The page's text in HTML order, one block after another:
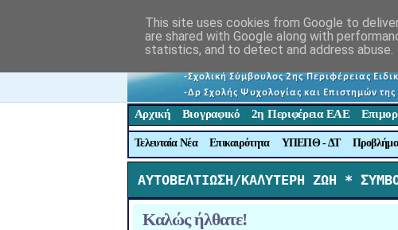
Αρχική Βιογραφικό 2η Περιφέρεια ΕΑΕ
Τελευταία Νέα Επικαιρότητα ΥΠΕΠΘ - ΔΤ
ΑΥΤΟΒΕΛΤΙΩΣΗ/ΚΑΛΥΤΕΡΗ ΖΩΗ *
Καλώς ήλθατε!
This site uses cookies from Google to
are shared with Google along with
statistics, and to detect and address abuse.